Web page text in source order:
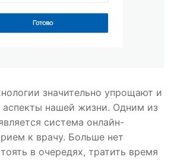
значительно упрощают и
аспекты нашей жизни. Одним из
система онлайн-
к врачу. Больше нет
в очередях, тратить время